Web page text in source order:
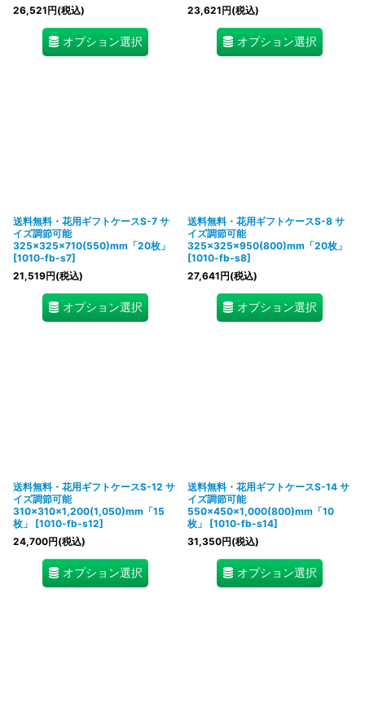
26,521円(税込)
オプション選択
23,621円(税込)
オプション選択
送料無料・花用ギフトケースS-7 サ
イズ調節可能
325×325×710(550)mm「20枚」
[1010-fb-s7]
21,519円(税込)
オプション選択
送料無料・花用ギフトケースS-8 サ
イズ調節可能
325×325×950(800)mm「20枚」
[1010-fb-s8]
27,641円(税込)
オプション選択
送料無料・花用ギフトケースS-12 サ
イズ調節可能
310×310×1,200(1,050)mm「15
枚」
[1010-fb-s12]
24,700円(税込)
オプション選択
送料無料・花用ギフトケースS-14 サ
イズ調節可能
550×450×1,000(800)mm「10
枚」
[1010-fb-s14]
31,350円(税込)
オプション選択